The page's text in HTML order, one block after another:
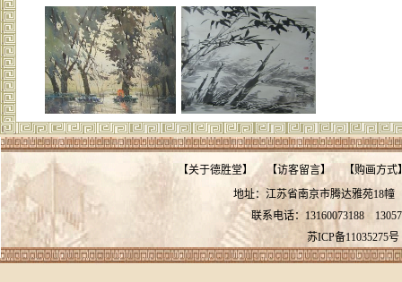
【关于德胜堂】 【访客留言】 【购画方式
地址：江苏省南京市腾达雅苑
联系电话：13160073188
苏ICP备11035275号